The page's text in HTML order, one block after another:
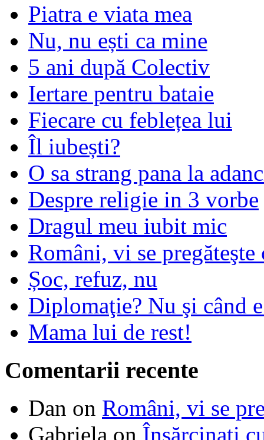
Piatra e viata mea
Nu, nu ești ca mine
5 ani după Colectiv
Iertare pentru bataie
Fiecare cu feblețea lui
Îl iubești?
O sa strang pana la
Despre religie in 3 vorbe
Dragul meu iubit mic
Români, vi se pregăteşte
Șoc, refuz, nu
Diplomaţie? Nu şi când
Mama lui de rest!
Comentarii recente
Dan on Români, vi se
Gabriela on Însărcinaţi